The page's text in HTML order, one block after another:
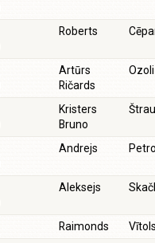
Roberts
Artūrs
Ričards
Kristers
Bruno
Andrejs
Aleksejs
Raimonds